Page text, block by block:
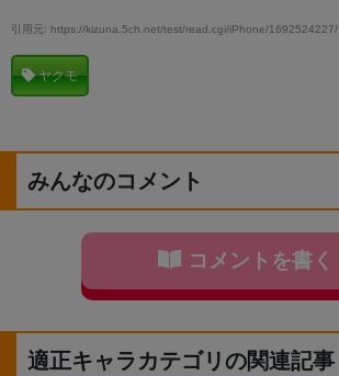
引用元: https://kizuna.5ch.net/test/read.cgi/iPhone/1692524227/
ヤクモ
みんなのコメント
コメントを書く
適正キャラカテゴリの関連記事